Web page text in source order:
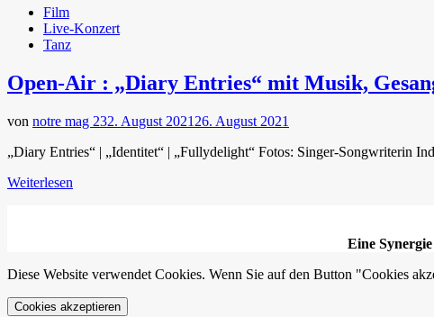
Film
Live-Konzert
Tanz
Open-Air : „Diary Entries“ mit Musik,
von notre mag 232. August 2021 26. August 2021
„Diary Entries“ | „Identitet“ | „Fullydelight“ Fotos: Singer-Songwriterin
Weiterlesen
Eine
Diese Website verwendet Cookies. Wenn Sie auf den Button "Cookies
Cookies akzeptieren